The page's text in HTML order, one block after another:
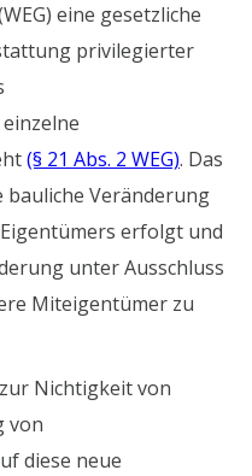
eine gesetzliche
privilegierter
(§ 21 Abs. 2 WEG). Das
bauliche Veränderung
erfolgt und
unter Ausschluss
Miteigentümer zu
Nichtigkeit von
von
diese neue